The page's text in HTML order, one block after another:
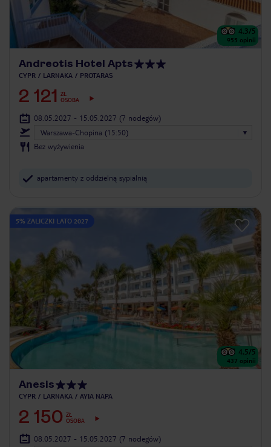
4.3/5
955 opinii
Andreotis Hotel Apts
CYPR LARNAKA PROTARAS
2 121
ZŁ
OSOBA
08.05.2027 - 15.05.2027 (7 noclegów)
Warszawa-Chopina (15:50)
Bez wyżywienia
apartamenty z oddzielną sypialnią
5% ZALICZKI LATO 2027
4.5/5
437 opinii
Anesis
CYPR LARNAKA AYIA NAPA
2 150 ZŁ
OSOBA
08.05.2027 - 15.05.2027 (7 noclegów)